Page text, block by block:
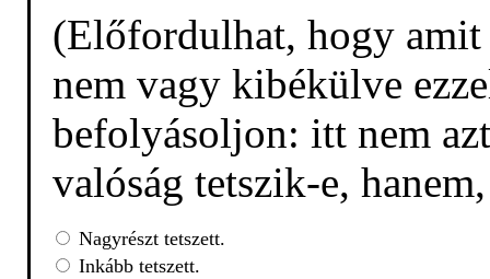
(Előfordulhat, hogy amit
nem vagy kibékülve
befolyásoljon: itt nem
valóság tetszik-e,
Nagyrészt tetszett.
Inkább tetszett.